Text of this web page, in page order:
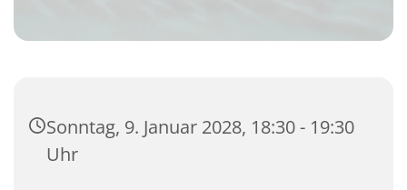
Sonntag, 9. Januar 2028, 18:30 - 19:30
Uhr